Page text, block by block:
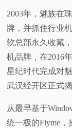
2003年，魅族在
牌，并抓住行业
软总部永久收藏
机品牌，在2016
星纪时代完成对
武汉经开区正式揭
从最早基于
统一极的Flyme